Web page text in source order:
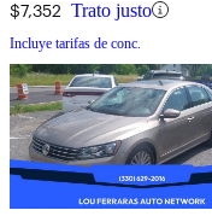
$7,352 Trato justo
Incluye tarifas de conc.